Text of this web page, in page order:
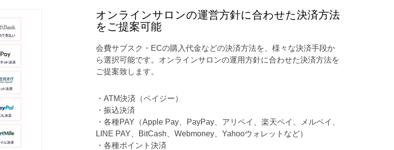
オンラインサロンの運営方針に合わせた決済方法
をご提案可能
会費サブスク・ECの購入代金などの決済方法を、様々な決済手段か
ら選択可能です。オンラインサロンの運用方針に合わせた決済方法を
ご提案致します。
・ATM決済（ペイジー）
・振込決済
・各種PAY（Apple Pay、PayPay、アリペイ、楽天ペイ、メルペイ、
LINE PAY、BitCash、Webmoney、Yahooウォレットなど）
・各種ポイント決済